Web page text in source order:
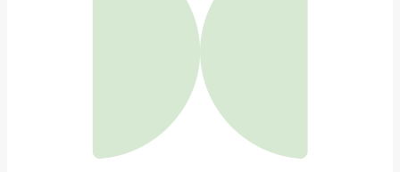
Книга «Чистый код. Создание, анализ и
рефакторинг»
959 ₽
Добавить в вишлист